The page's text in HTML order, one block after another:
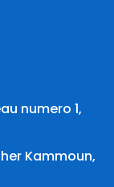
numero 1,
Kammoun,